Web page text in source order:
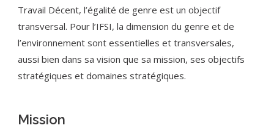
Travail Décent, l’égalité de genre est un objectif
transversal. Pour l’IFSI, la dimension du genre et de
l’environnement sont essentielles et transversales,
aussi bien dans sa vision que sa mission, ses objectifs
stratégiques et domaines stratégiques.
Mission